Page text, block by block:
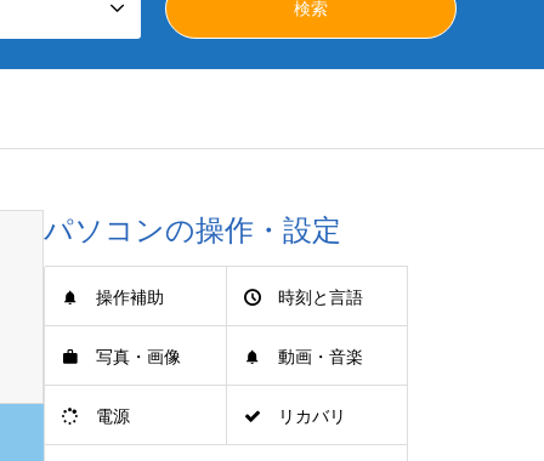
パソコンの操作・設定
操作補助 時刻と言語
写真・画像 動画・音楽
電源 リカバリ